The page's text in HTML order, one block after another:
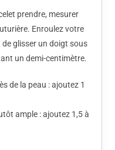
prendre, mesurer
Enroulez votre
de glisser un doigt sous
un demi-centimètre.
de la peau : ajoutez 1
ample : ajoutez 1,5 à